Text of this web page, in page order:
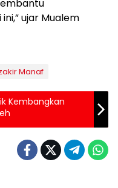
ujar Mualem
Manaf
Kembangkan